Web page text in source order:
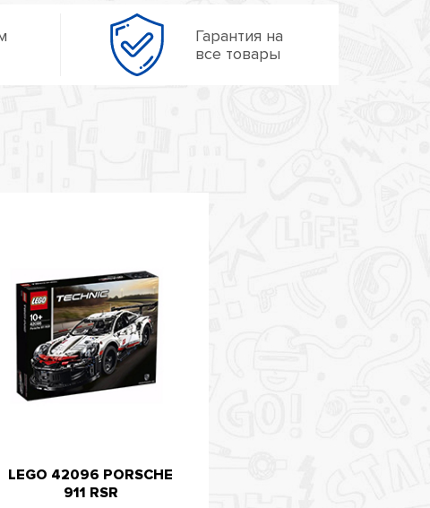
Гарантия на
все товары
LEGO 42096 PORSCHE
911 RSR